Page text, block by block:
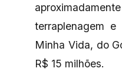
terraplenagem
Minha Vida, do
R$ 15 milhões.